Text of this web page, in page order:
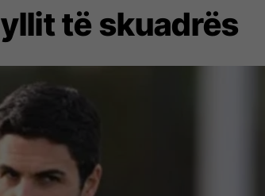
yllit të skuadrës